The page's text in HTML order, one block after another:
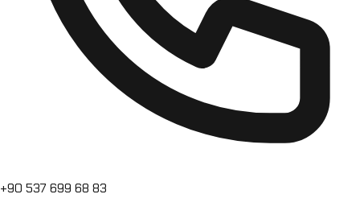
+90 537 699 68 83